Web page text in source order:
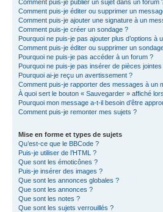
Comment puis-je publier un sujet dans un forum
Comment puis-je éditer ou supprimer un
Comment puis-je ajouter une signature à un
Comment puis-je créer un sondage ?
Pourquoi ne puis-je pas ajouter plus d’options à
Comment puis-je éditer ou supprimer un
Pourquoi ne puis-je pas accéder à un forum ?
Pourquoi ne puis-je pas insérer de pièces jointes
Pourquoi ai-je reçu un avertissement ?
Comment puis-je rapporter des messages à un
À quoi sert le bouton « Sauvegarder » affiché
Pourquoi mon message a-t-il besoin d’être
Comment puis-je remonter mes sujets ?
Mise en forme et types de sujets
Qu’est-ce que le BBCode ?
Puis-je utiliser de l’HTML ?
Que sont les émoticônes ?
Puis-je insérer des images ?
Que sont les annonces globales ?
Que sont les annonces ?
Que sont les notes ?
Que sont les sujets verrouillés ?